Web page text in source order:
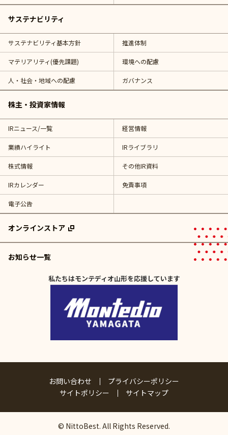
サステナビリティ
サステナビリティ基本方針 推進体制
マテリアリティ(優先課題) 環境への配慮
人・社会・地域への配慮 ガバナンス
株主・投資家情報
IRニュース/一覧 経営情報
業績ハイライト IRライブラリ
株式情報 その他IR資料
IRカレンダー 免責事項
電子公告
オンラインストア
お知らせ一覧
私たちはモンテディオ山形を応援しています
お問い合わせ
プライバシーポリシー
サイトポリシー
サイトマップ
© NittoBest. All Rights Reserved.